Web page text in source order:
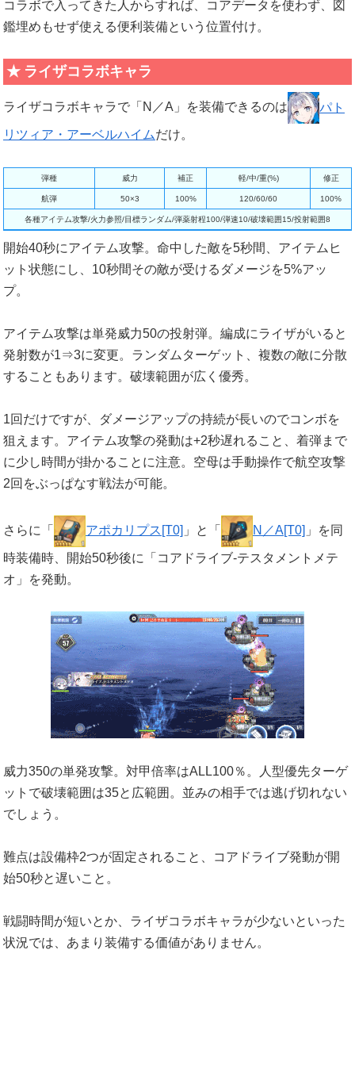
コラボで入ってきた人からすれば、コアデータを使わず、図
鑑埋めもせず使える便利装備という位置付け。
ライザコラボキャラ
ライザコラボキャラで「N／A」を装備できるのは パト
リツィア・アーベルハイムだけ。
弾種 威力 補正 軽/中/重(%) 修正
航弾 50×3 100% 120/60/60 100%
各種アイテム攻撃/火力参照/目標ランダム/弾薬射程100/弾速10/破壊範囲15/投射範囲8
開始40秒にアイテム攻撃。命中した敵を5秒間、アイテムヒ
ット状態にし、10秒間その敵が受けるダメージを5%アッ
プ。
アイテム攻撃は単発威力50の投射弾。編成にライザがいると
発射数が1⇒3に変更。ランダムターゲット、複数の敵に分散
することもあります。破壊範囲が広く優秀。
1回だけですが、ダメージアップの持続が長いのでコンボを
狙えます。アイテム攻撃の発動は+2秒遅れること、着弾まで
に少し時間が掛かることに注意。空母は手動操作で航空攻撃
2回をぶっぱなす戦法が可能。
さらに「 アポカリプス[T0] 」と「 N／A[T0] 」を同
時装備時、開始50秒後に「コアドライブ-テスタメントメテ
オ」を発動。
威力350の単発攻撃。対甲倍率はALL100％。人型優先ターゲ
ットで破壊範囲は35と広範囲。並みの相手では逃げ切れない
でしょう。
難点は設備枠2つが固定されること、コアドライブ発動が開
始50秒と遅いこと。
戦闘時間が短いとか、ライザコラボキャラが少ないといった
状況では、あまり装備する価値がありません。